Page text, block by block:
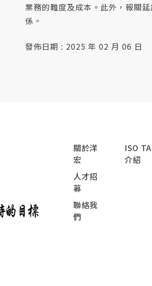
業務的難度及成本。此外，報關
係。
發佈日期 : 2025 年 02 月 06 日
關於洋
宏
人才招
募
聯絡我
們
ISO
介紹